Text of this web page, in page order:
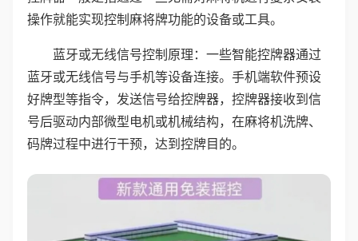
操作就能实现控制麻将牌功能的设备或工具。
蓝牙或无线信号控制原理：一些智能控牌器通过
蓝牙或无线信号与手机等设备连接。手机端软件预设
好牌型等指令，发送信号给控牌器，控牌器接收到信
号后驱动内部微型电机或机械结构，在麻将机洗牌、
码牌过程中进行干预，达到控牌目的。